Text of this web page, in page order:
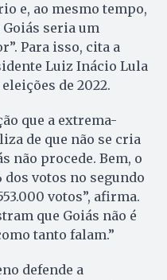
e, ao mesmo tempo,
seria um
Para isso, cita a
Luiz Inácio Lula
de 2022.
que a extrema-
de que não se cria
não procede. Bem, o
dos votos no segundo
votos”, afirma.
que Goiás não é
tanto falam.”
defende a